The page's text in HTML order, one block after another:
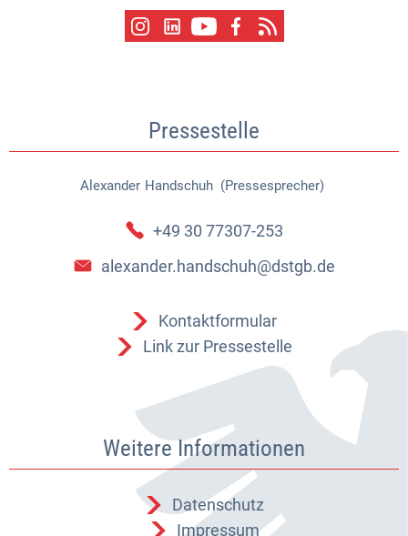
Pressestelle
Alexander Handschuh (Pressesprecher)
Alexander Handschuh
+49 30 77307-253
alexander.handschuh@dstgb.de
Kontaktformular
Link zur Pressestelle
Weitere Informationen
Datenschutz
Impressum